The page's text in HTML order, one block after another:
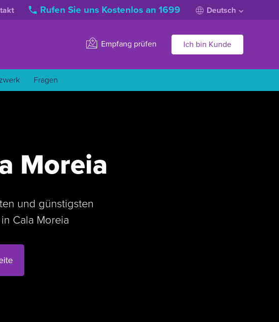
Rufen Sie uns Kostenlos an 1699 Deutsch
Empfang prüfen Ich bin Kunde
Fragen
Moreia
und günstigsten
Cala Moreia